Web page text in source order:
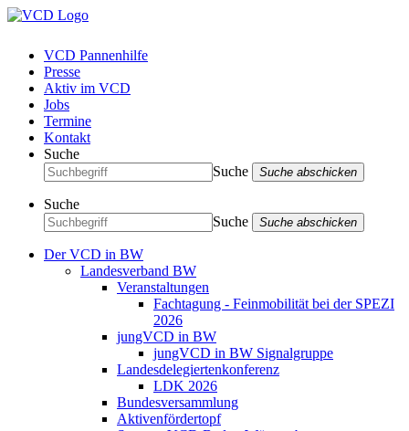
VCD Pannenhilfe
Presse
Aktiv im VCD
Jobs
Termine
Kontakt
Suche
Suche
Suche abschicken
Suche
Suche
Suche abschicken
Der VCD in BW
Landesverband BW
Veranstaltungen
Fachtagung - Feinmobilität bei der SPEZI
2026
jungVCD in BW
jungVCD in BW Signalgruppe
Landesdelegiertenkonferenz
LDK 2026
Bundesversammlung
Aktivenfördertopf